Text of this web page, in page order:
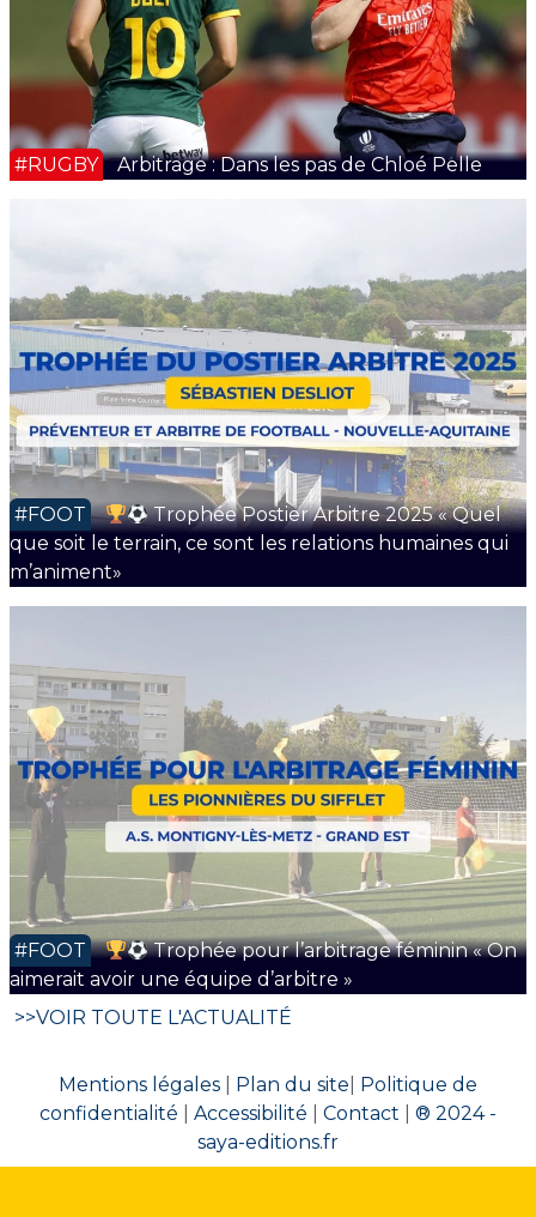
#RUGBY Arbitrage : Dans les pas de Chloé Pelle
#FOOT
Trophée Postier Arbitre 2025 « Quel
que soit le terrain, ce sont les relations humaines qui
m’animent»
#FOOT
Trophée pour l’arbitrage féminin « On
aimerait avoir une équipe d’arbitre »
>>VOIR TOUTE L'ACTUALITÉ
Mentions légales Plan du site Politique de
confidentialité
Accessibilité Contact
® 2024 -
saya-editions.fr